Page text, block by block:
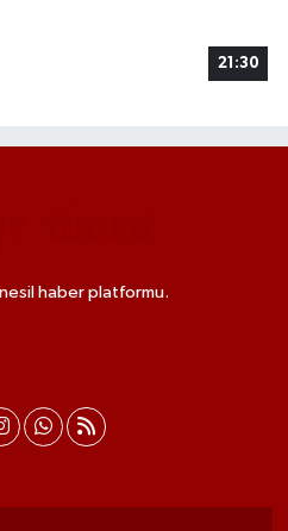
21:30
haber platformu.